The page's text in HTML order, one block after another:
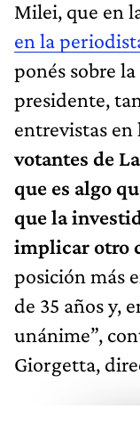
Milei, que en
en la
ponés sobre
presidente,
entrevistas en
votantes de
que es algo
que la
implicar otro
posición más
de 35 años y,
unánime”,
Giorgetta,